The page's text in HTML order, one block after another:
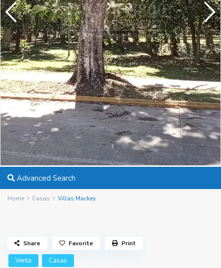
Advanced Search
Home Casas Villas Mackey
Venta Casas
Share Favorite Print